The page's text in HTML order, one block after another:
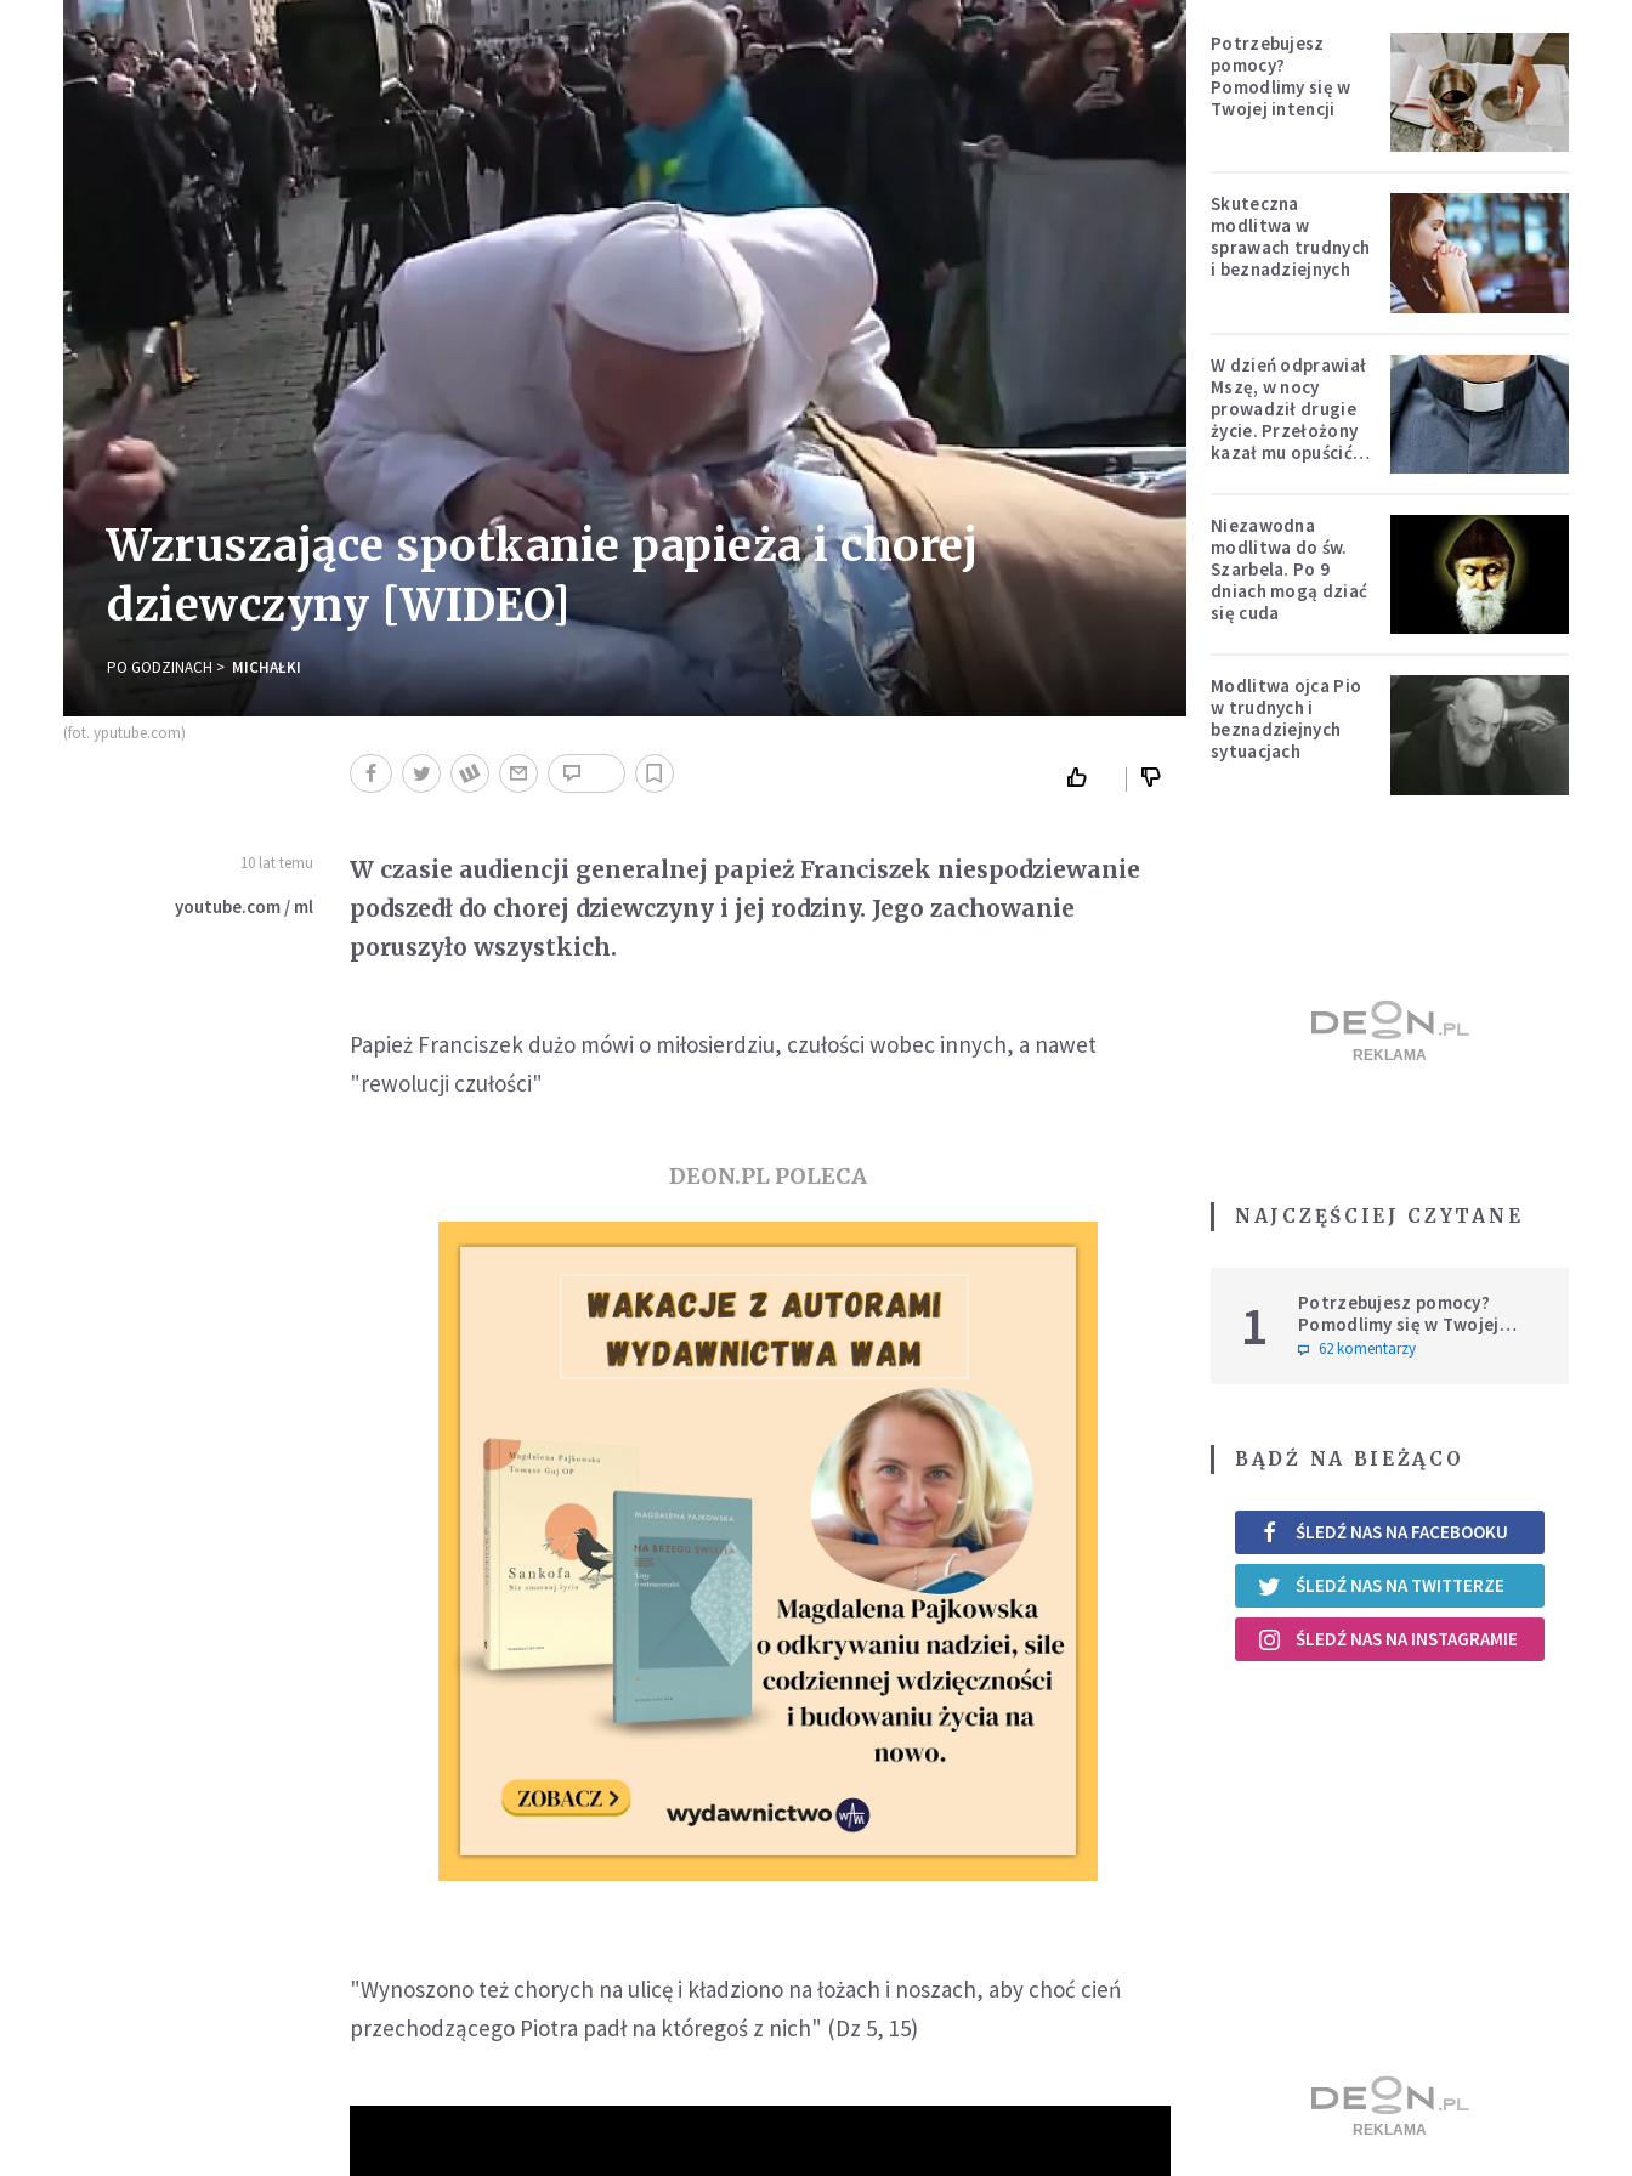
Wzruszające spotkanie papieża i chorej
dziewczyny [WIDEO]
PO GODZINACH MICHAŁKI
(fot. yputube.com)
10 lat temu
youtube.com / ml
W czasie audiencji generalnej papież Franciszek niespodziewanie
podszedł do chorej dziewczyny i jej rodziny. Jego zachowanie
poruszyło wszystkich.
Papież Franciszek dużo mówi o miłosierdziu, czułości wobec innych, a nawet
"rewolucji czułości"
DEON.PL POLECA
"Wynoszono też chorych na ulicę i kładziono na łożach i noszach, aby choć cień
przechodzącego Piotra padł na któregoś z nich" (Dz 5, 15)
Potrzebujesz
pomocy?
Pomodlimy się w
Twojej intencji
Skuteczna
modlitwa w
sprawach trudnych
i beznadziejnych
W dzień odprawiał
Mszę, w nocy
prowadził drugie
życie. Przełożony
kazał mu opuścić
Niezawodna
modlitwa do św.
Szarbela. Po 9
dniach mogą dziać
się cuda
Modlitwa ojca Pio
w trudnych i
beznadziejnych
sytuacjach
NAJCZĘŚCIEJ CZYTANE
1
Potrzebujesz pomocy?
Pomodlimy się w Twojej
intencji
62 komentarzy
BĄDŹ NA BIEŻĄCO
ŚLEDŹ NAS NA FACEBOOKU
ŚLEDŹ NAS NA TWITTERZE
ŚLEDŹ NAS NA INSTAGRAMIE